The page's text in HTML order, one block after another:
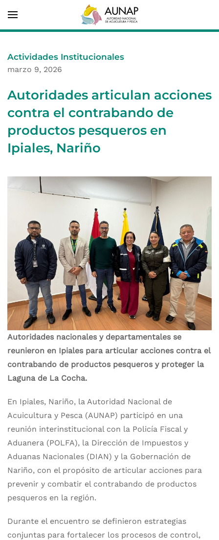
Actividades Institucionales
marzo 9, 2026
Autoridades articulan acciones
contra el contrabando de
productos pesqueros en
Ipiales, Nariño
Autoridades nacionales y departamentales se
reunieron en Ipiales para articular acciones contra el
contrabando de productos pesqueros y proteger la
Laguna de La Cocha.
En Ipiales, Nariño, la Autoridad Nacional de
Acuicultura y Pesca (AUNAP) participó en una
reunión interinstitucional con la Policía Fiscal y
Aduanera (POLFA), la Dirección de Impuestos y
Aduanas Nacionales (DIAN) y la Gobernación de
Nariño, con el propósito de articular acciones para
prevenir y combatir el contrabando de productos
pesqueros en la región.
Durante el encuentro se definieron estrategias
conjuntas para fortalecer los procesos de control,